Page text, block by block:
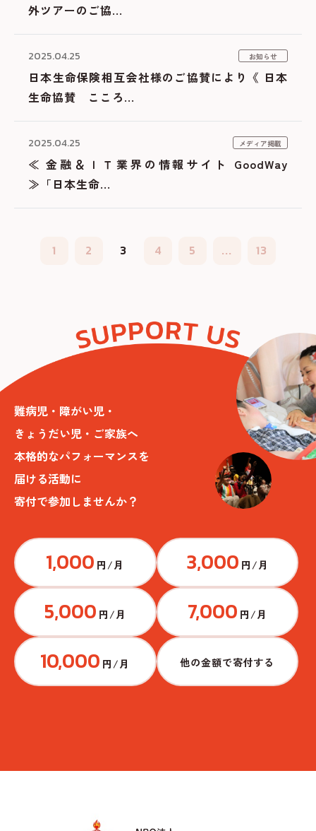
外ツアーのご協...
2025.04.25 お知らせ
日本生命保険相互会社様のご協賛により《 日本
生命協賛 こころ...
2025.04.25 メディア掲載
≪ 金融＆ＩＴ業界の情報サイト GoodWay
≫「日本生命...
1 2 3 4 5 ... 13
難病児・障がい児・
きょうだい児・ご家族へ
本格的なパフォーマンスを
届ける活動に
寄付で参加しませんか？
1,000 円/月 3,000 円/月
5,000 円/月 7,000 円/月
10,000 円/月 他の金額で寄付する